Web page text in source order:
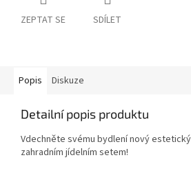
ZEPTAT SE SDÍLET
Popis Diskuze
Detailní popis produktu
Vdechněte svému bydlení nový
zahradním jídelním setem!